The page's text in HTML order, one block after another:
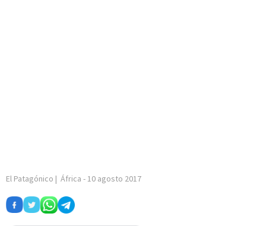
El Patagónico | África - 10 agosto 2017